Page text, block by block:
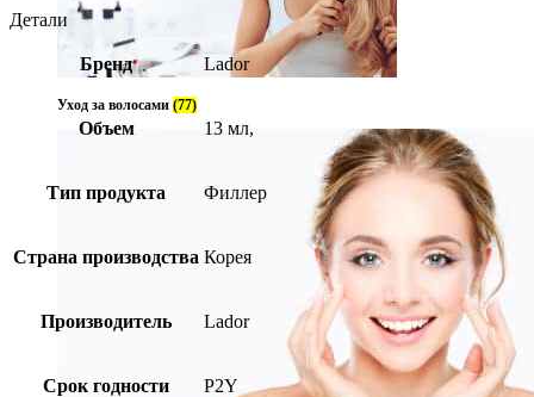
Уход за волосами (77)
Детали
Бренд Lador
Объем 13 мл,
Тип продукта Филлер
Страна производства Корея
Производитель Lador
Срок годности P2Y